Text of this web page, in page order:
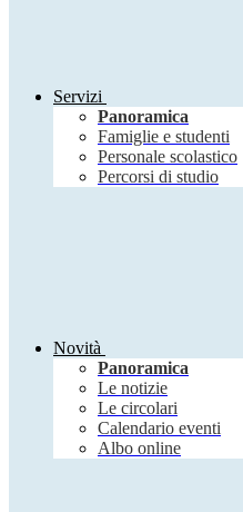
Servizi
Panoramica
Famiglie e studenti
Personale scolastico
Percorsi di studio
Novità
Panoramica
Le notizie
Le circolari
Calendario eventi
Albo online